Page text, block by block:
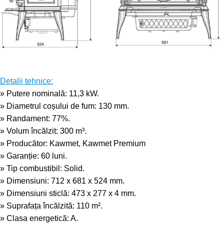
Detalii tehnice:
» Putere nominală: 11,3 kW.
» Diametrul coșului de fum: 130 mm.
» Randament: 77%.
» Volum încălzit: 300 m³.
» Producător: Kawmet, Kawmet Premium
» Garanție: 60 luni.
» Tip combustibil: Solid.
» Dimensiuni: 712 x 681 x 524 mm.
» Dimensiuni sticlă: 473 x 277 x 4 mm.
» Suprafața încălzită: 110 m².
» Clasa energetică: A.